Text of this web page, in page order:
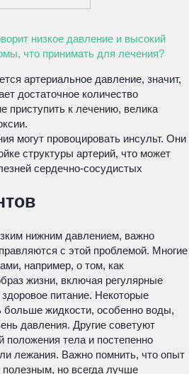
низкое давление и высокий
что принимать для лечения?
артериальное давление, значит,
достаточное количество
приступить к лечению, велика
могут провоцировать инсульт. Они
структуры артерий, что может
сердечно-сосудистых
нижним давлением, важно
с этой проблемой. Многие
например, о том, как
жизни, включая регулярные
питание. Некоторые
больше жидкости, особенно воды,
давления. Другие советуют
положения тела и постепенно
лежания. Важно помнить, что опыт
но всегда лучше